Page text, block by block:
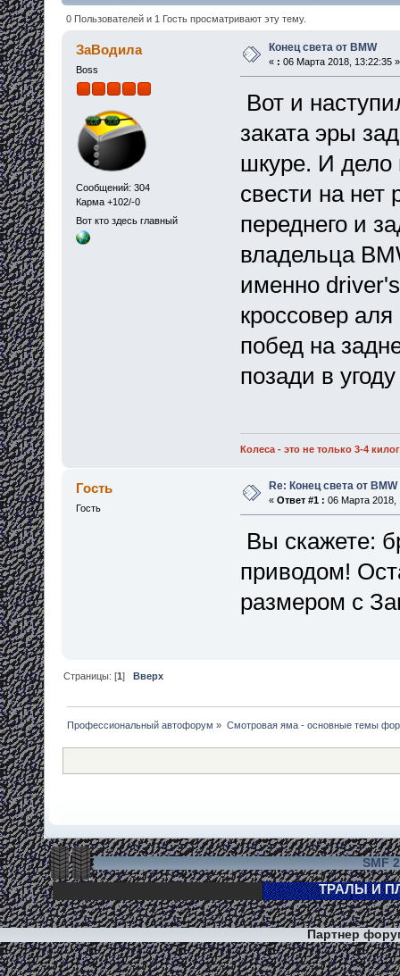
0 Пользователей и 1 Гость просматривают эту тему.
ЗаВодила
Boss
Сообщений: 304
Карма +102/-0
Вот кто здесь главный
Конец света от BMW
« : 06 Марта 2018, 13:22:35 »
Вот и
заката эры
шкуре. И дело
свести на нет
переднего и
владельца
именно
кроссовер
побед на
позади в
Колеса - это не только 3-4
Гость
Гость
Re: Конец света от BMW
« Ответ #1 : 06 Марта 2018,
Вы скажете:
приводом!
размером с
Страницы: [1]Вверх
Профессиональный автофорум » Смотровая яма - основные темы
SMF
Партнер